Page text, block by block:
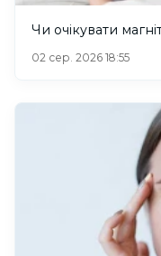
Чи очікувати
02 сер. 2026 18:55